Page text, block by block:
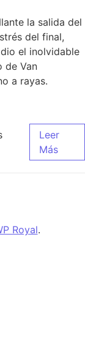
la salida del
del final,
el inolvidable
de Van
a rayas.
Leer
Más
Royal.